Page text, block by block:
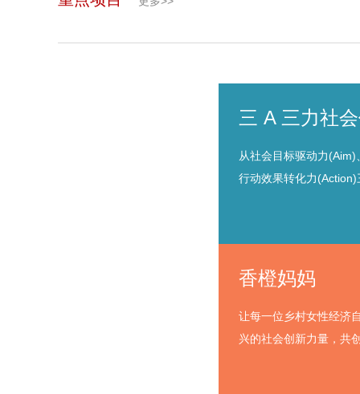
三 A 三力社
从社会目标驱动力
行动效果转化力
香橙妈妈
让每一位乡村女性经济
兴的社会创新力量，共